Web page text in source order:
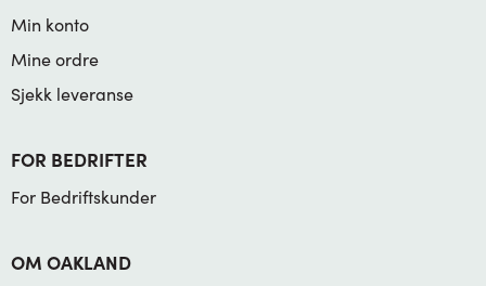
Min konto
Mine ordre
Sjekk leveranse
FOR BEDRIFTER
For Bedriftskunder
OM OAKLAND